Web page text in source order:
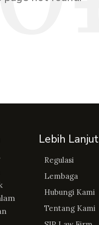
Lebih Lanjut
Regulasi
Lembaga
Hubungi Kami
Tentang Kami